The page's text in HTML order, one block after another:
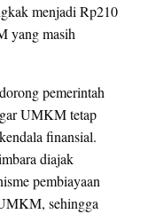
menjadi Rp210
yang masih
pemerintah
UMKM tetap
finansial.
diajak
pembiayaan
sehingga